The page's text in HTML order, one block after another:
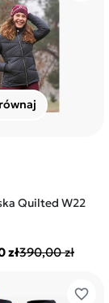
Quilted W22
zł390,00 zł
favorite_border